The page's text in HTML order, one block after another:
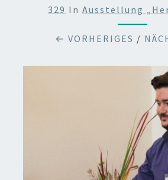
329 In Ausstellung
← VORHERIGES /